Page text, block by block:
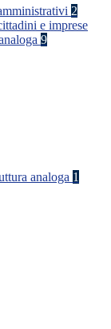
2
e imprese
9
analoga 1